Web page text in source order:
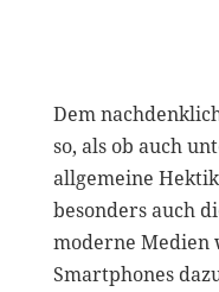
Dem
so, als ob auch
allgemeine
besonders auch
moderne Medien
Smartphones